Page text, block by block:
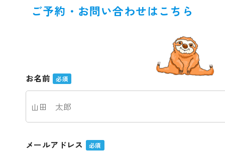
ご予約・お問い合わせはこちら
お名前 必須
メールアドレス 必須